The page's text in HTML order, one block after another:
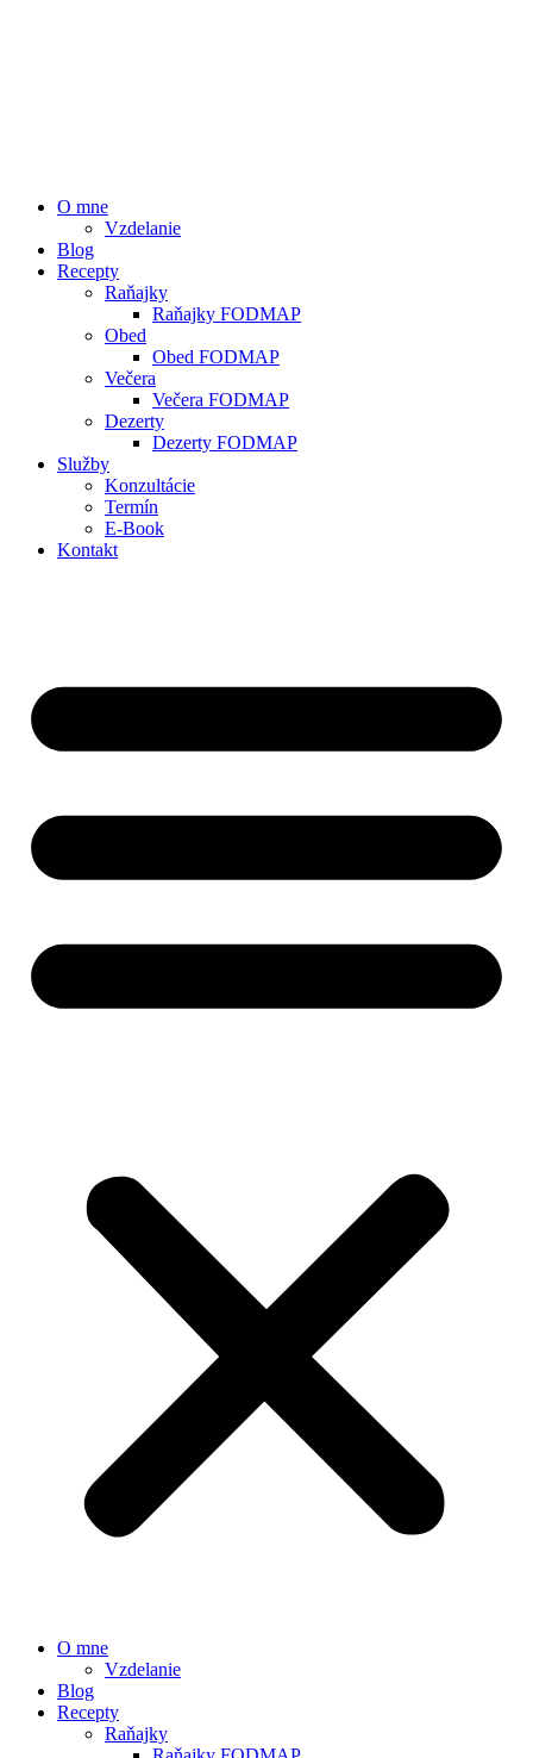
O mne
Vzdelanie
Blog
Recepty
Raňajky
Raňajky FODMAP
Obed
Obed FODMAP
Večera
Večera FODMAP
Dezerty
Dezerty FODMAP
Služby
Konzultácie
Termín
E-Book
Kontakt
O mne
Vzdelanie
Blog
Recepty
Raňajky